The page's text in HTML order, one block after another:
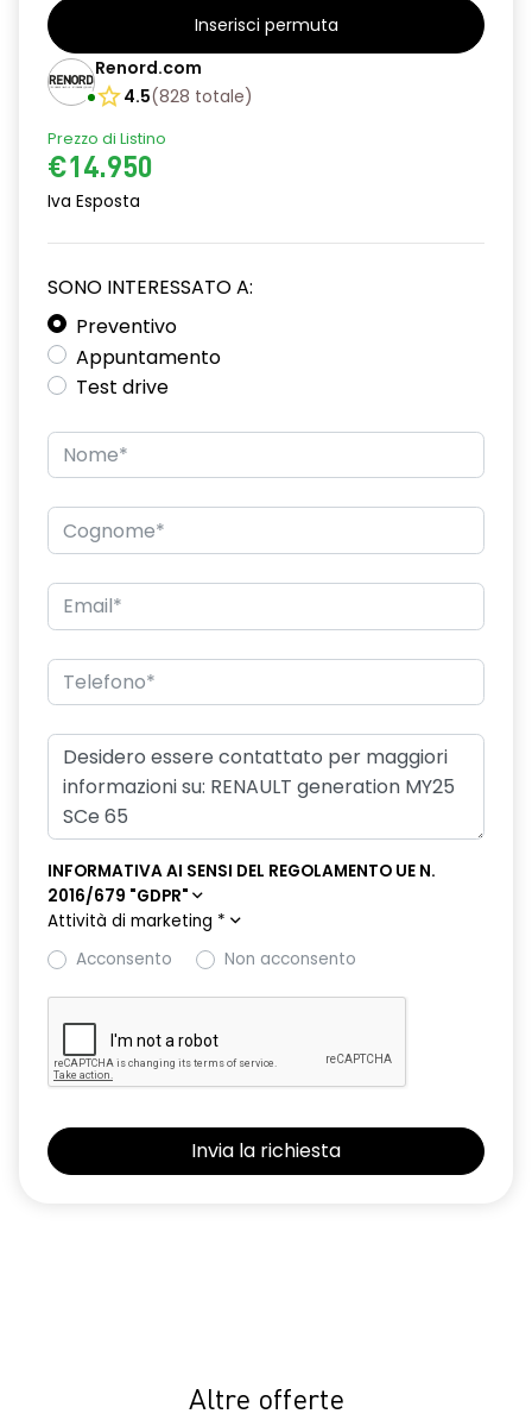
Inserisci permuta
Renord.com
4.5(828 totale)
Prezzo di Listino
€14.950
Iva Esposta
SONO INTERESSATO A:
Preventivo
Appuntamento
Test drive
INFORMATIVA AI SENSI DEL REGOLAMENTO UE N.
2016/679 "GDPR"
Attività di marketing *
Acconsento
Non acconsento
Altre offerte